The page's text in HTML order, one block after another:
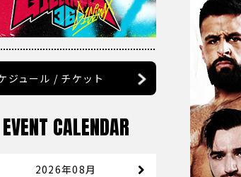
ム実況
る
ネル
ジュール / チケット
EVENT CALENDAR
2026年08月